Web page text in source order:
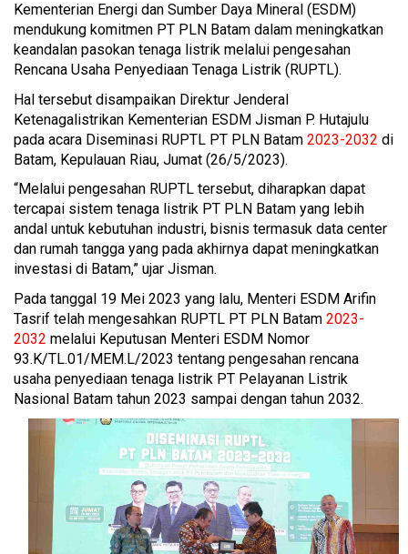
Kementerian Energi dan Sumber Daya Mineral (ESDM)
mendukung komitmen PT PLN Batam dalam meningkatkan
keandalan pasokan tenaga listrik melalui pengesahan
Rencana Usaha Penyediaan Tenaga Listrik (RUPTL).
Hal tersebut disampaikan Direktur Jenderal
Ketenagalistrikan Kementerian ESDM Jisman P. Hutajulu
pada acara Diseminasi RUPTL PT PLN Batam 2023-2032 di
Batam, Kepulauan Riau, Jumat (26/5/2023).
“Melalui pengesahan RUPTL tersebut, diharapkan dapat
tercapai sistem tenaga listrik PT PLN Batam yang lebih
andal untuk kebutuhan industri, bisnis termasuk data center
dan rumah tangga yang pada akhirnya dapat meningkatkan
investasi di Batam,” ujar Jisman.
Pada tanggal 19 Mei 2023 yang lalu, Menteri ESDM Arifin
Tasrif telah mengesahkan RUPTL PT PLN Batam 2023-
2032 melalui Keputusan Menteri ESDM Nomor
93.K/TL.01/MEM.L/2023 tentang pengesahan rencana
usaha penyediaan tenaga listrik PT Pelayanan Listrik
Nasional Batam tahun 2023 sampai dengan tahun 2032.